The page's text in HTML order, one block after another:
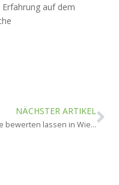
auf dem
NÄCHSTER ARTIKEL
Wie oft sollte ich meine Immobilie bewerten lassen in Wiesbaden?